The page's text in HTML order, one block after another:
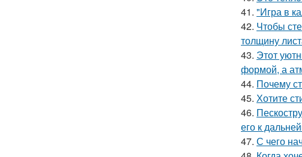
41. "Игра в
42. Чтобы
толщину
43. Этот
формой, а
44. Почему
45. Хотите
46.
его к
47. С чего